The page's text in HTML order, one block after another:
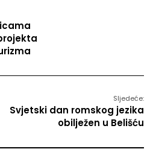
Sljedeće:
Svjetski dan romskog jezika
obilježen u Belišću